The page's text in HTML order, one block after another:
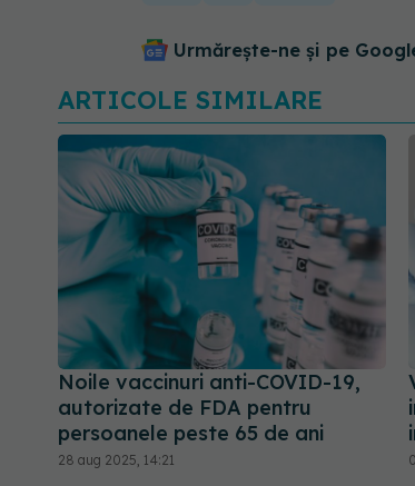
Urmărește-ne și pe
ARTICOLE SIMILARE
Noile vaccinuri anti-COVID-19,
autorizate de FDA pentru
persoanele peste 65 de ani
28 aug 2025, 14:21